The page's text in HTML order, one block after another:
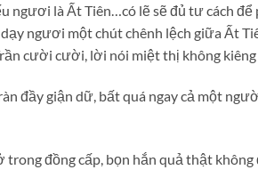
ngươi là Ất Tiên…có lẽ sẽ đủ tư cách
ngươi một chút chênh lệch giữa Ất
cười cười, lời nói miệt thị không kiêng
đầy giận dữ, bất quá ngay cả một
đồng cấp, bọn hắn quả thật không